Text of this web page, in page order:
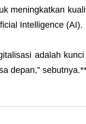
meningkatkan
Intelligence (AI).
adalah
depan,”